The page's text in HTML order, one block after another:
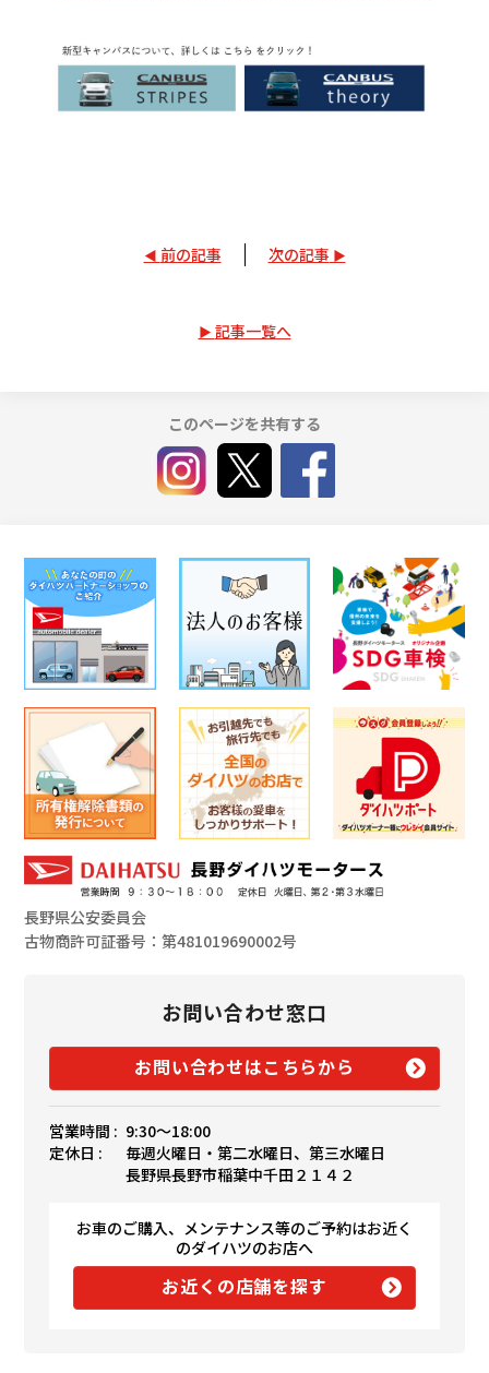
前の記事 次の記事
記事一覧へ
このページを共有する
長野県公安委員会
古物商許可証番号：第481019690002号
お問い合わせ窓口
お問い合わせはこちらから
営業時間 : 9:30〜18:00
定休日 :
毎週火曜日・第二水曜日、第三水曜日
長野県長野市稲葉中千田２１４２
お車のご購入、メンテナンス等のご予約はお近く
のダイハツのお店へ
お近くの店舗を探す